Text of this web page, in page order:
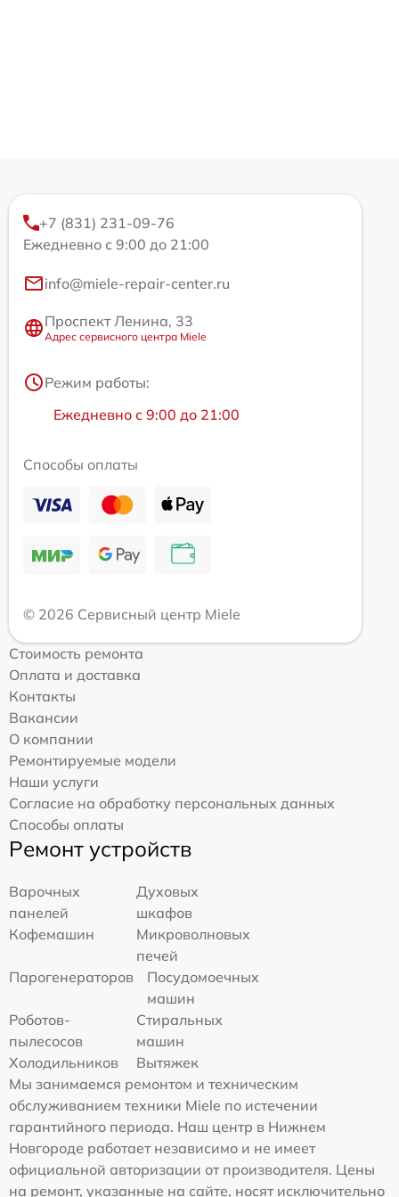
+7 (831) 231-09-76
Ежедневно с 9:00 до 21:00
info@miele-repair-center.ru
Проспект Ленина, 33
Адрес сервисного центра Miele
Режим работы:
Ежедневно с 9:00 до 21:00
Способы оплаты
© 2026 Сервисный центр Miele
Стоимость ремонта
Оплата и доставка
Контакты
Вакансии
О компании
Ремонтируемые модели
Наши услуги
Согласие на обработку персональных данных
Способы оплаты
Ремонт устройств
Варочных
панелей
Духовых
шкафов
Кофемашин
Микроволновых
печей
Парогенераторов
Посудомоечных
машин
Роботов-
пылесосов
Стиральных
машин
Холодильников
Вытяжек
Мы занимаемся ремонтом и техническим
обслуживанием техники Miele по истечении
гарантийного периода. Наш центр в Нижнем
Новгороде работает независимо и не имеет
официальной авторизации от производителя. Цены
на ремонт, указанные на сайте, носят исключительно